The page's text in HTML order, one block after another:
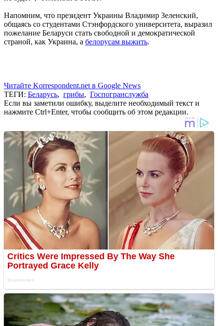
Напомним, что президент Украины Владимир Зеленский,
общаясь со студентами Стэнфордского университета, выразил
пожелание Беларуси стать свободной и демократической
страной, как Украина, а белорусам выжить.
Читайте Korrespondent.net в Google News
ТЕГИ: Беларусь, грибы, Госпогранслужба
Если вы заметили ошибку, выделите необходимый текст и
нажмите Ctrl+Enter, чтобы сообщить об этом редакции.